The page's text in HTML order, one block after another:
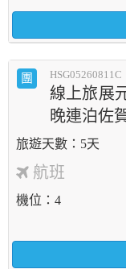
團 HSG05260811C
線上旅展
晚連泊佐
5天
航班
機位 4